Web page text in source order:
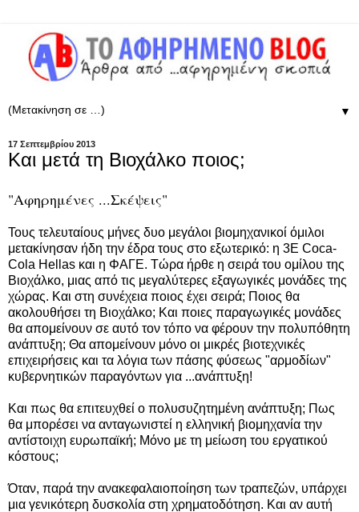
▼
17 Σεπτεμβρίου 2013
Και μετά τη Βιοχάλκο ποιος;
"Αφηρημένες ...Σκέψεις"
Τους τελευταίους μήνες δυο μεγάλοι βιομηχανικοί όμιλοι
μετακίνησαν ήδη την έδρα τους στο εξωτερικό: η 3Ε Coca-
Cola Hellas και η ΦΑΓΕ. Τώρα ήρθε η σειρά του ομίλου της
Βιοχάλκο, μιας από τις μεγαλύτερες εξαγωγικές μονάδες της
χώρας. Και στη συνέχεια ποιος έχει σειρά; Ποιος θα
ακολουθήσει τη Βιοχάλκο; Και ποιες παραγωγικές μονάδες
θα απομείνουν σε αυτό τον τόπο να φέρουν την πολυπόθητη
ανάπτυξη; Θα απομείνουν μόνο οι μικρές βιοτεχνικές
επιχειρήσεις και τα λόγια των πάσης φύσεως "αρμοδίων"
κυβερνητικών παραγόντων για ...ανάπτυξη!
Και πως θα επιτευχθεί ο πολυσυζητημένη ανάπτυξη; Πως
θα μπορέσει να ανταγωνιστεί η ελληνική βιομηχανία την
αντίστοιχη ευρωπαϊκή; Μόνο με τη μείωση του εργατικού
κόστους;
Όταν, παρά την ανακεφαλαιοποίηση των τραπεζών, υπάρχει
μια γενικότερη δυσκολία στη χρηματοδότηση. Και αν αυτή